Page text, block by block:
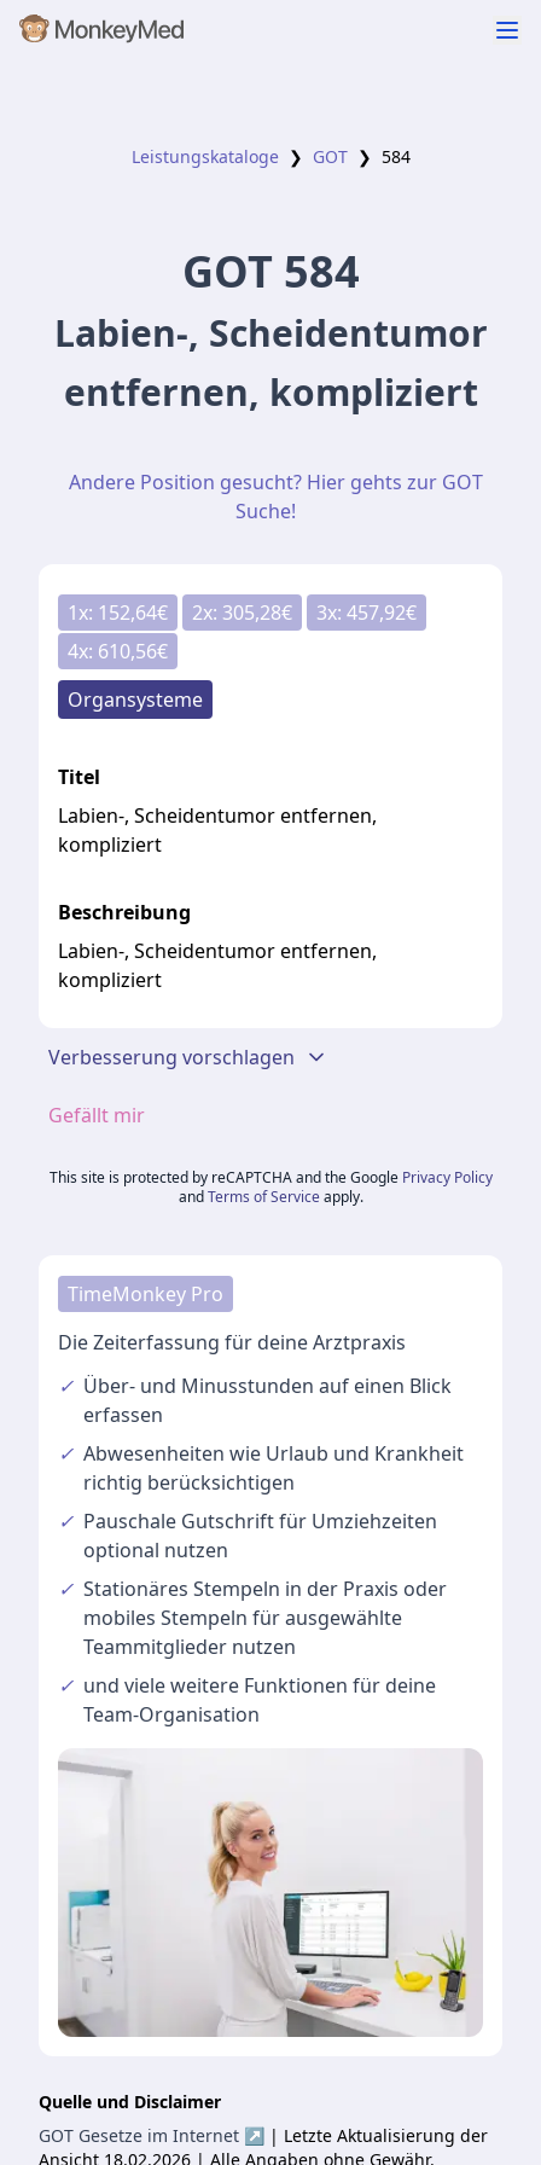
Leistungskataloge ❯ GOT ❯ 584
GOT 584
Labien-, Scheidentumor
entfernen, kompliziert
Andere Position gesucht? Hier gehts zur GOT
Suche!
1x: 152,64€ 2x: 305,28€ 3x: 457,92€
4x: 610,56€
Organsysteme
Titel
Labien-, Scheidentumor entfernen,
kompliziert
Beschreibung
Labien-, Scheidentumor entfernen,
kompliziert
Verbesserung vorschlagen
Gefällt mir
This site is protected by reCAPTCHA and the Google Privacy Policy
and Terms of Service apply.
TimeMonkey Pro
Die Zeiterfassung für deine Arztpraxis
✓ Über- und Minusstunden auf einen Blick
erfassen
✓ Abwesenheiten wie Urlaub und Krankheit
richtig berücksichtigen
✓ Pauschale Gutschriftfür Umziehzeiten
optional nutzen
✓ Stationäres Stempeln in der Praxis oder
mobiles Stempeln für ausgewählte
Teammitglieder nutzen
✓ und vieleweitere Funktionen für deine
Team-Organisation
Quelle und Disclaimer
GOT Gesetze im Internet ↗ | Letzte Aktualisierung der
Ansicht 18.02.2026 | Alle Angaben ohne Gewähr.